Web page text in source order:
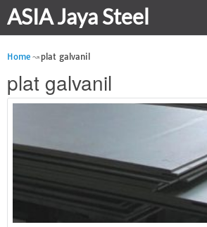
ASIA Jaya Steel
Home plat galvanil
plat galvanil